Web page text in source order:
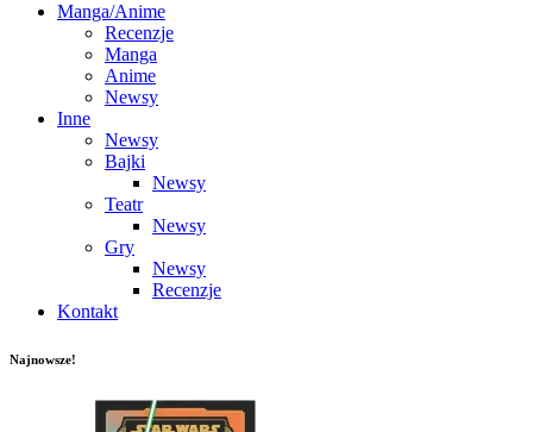
Manga/Anime
Recenzje
Manga
Anime
Newsy
Inne
Newsy
Bajki
Newsy
Teatr
Newsy
Gry
Newsy
Recenzje
Kontakt
Najnowsze!